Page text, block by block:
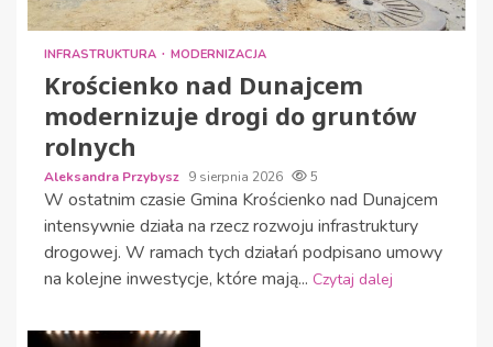
INFRASTRUKTURA MODERNIZACJA
Krościenko nad Dunajcem
modernizuje drogi do gruntów
rolnych
Aleksandra Przybysz 9 sierpnia 2026 5
W ostatnim czasie Gmina Krościenko nad Dunajcem
intensywnie działa na rzecz rozwoju infrastruktury
drogowej. W ramach tych działań podpisano umowy
na kolejne inwestycje, które mają... Czytaj dalej